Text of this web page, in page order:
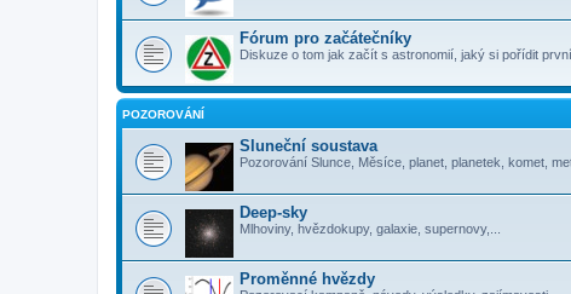
Fórum pro začátečníky
Diskuze o tom jak začít s astronomií, jaký si pořídit
POZOROVÁNÍ
Sluneční soustava
Pozorování Slunce, Měsíce, planet, planetek, komet,
Deep-sky
Mlhoviny, hvězdokupy, galaxie, supernovy,...
Proměnné hvězdy